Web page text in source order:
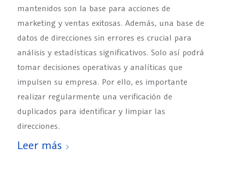
mantenidos son la base para acciones de
marketing y ventas exitosas. Además, una base de
datos de direcciones sin errores es crucial para
análisis y estadísticas significativos. Solo así podrá
tomar decisiones operativas y analíticas que
impulsen su empresa. Por ello, es importante
realizar regularmente una verificación de
duplicados para identificar y limpiar las
direcciones.
Leer más